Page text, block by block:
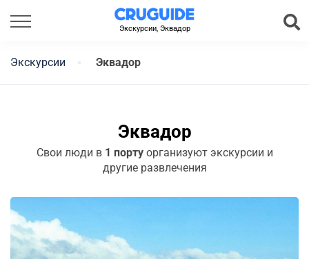
Экскурсии, Эквадор
Экскурсии Эквадор
Эквадор
Свои люди в 1 портуорганизуют экскурсии и
другие развлечения